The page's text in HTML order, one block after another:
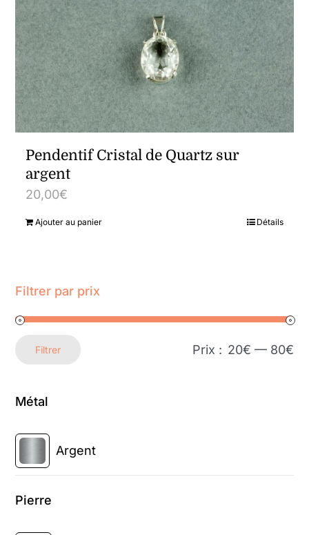
Pendentif Cristal de Quartz sur
argent
20,00€
Ajouter au panier Détails
Filtrer par prix
Filtrer Prix : 20€ — 80€
Métal
Argent
Pierre